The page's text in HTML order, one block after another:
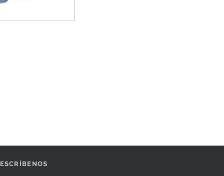
ESCRÍBENOS